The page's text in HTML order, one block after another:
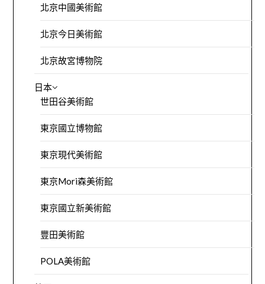
北京中國美術館
北京今日美術館
北京故宮博物院
日本
世田谷美術館
東京國立博物館
東京現代美術館
東京Mori森美術館
東京國立新美術館
豐田美術館
POLA美術館